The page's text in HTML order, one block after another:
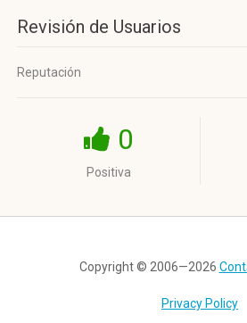
Revisión de Usuarios
Reputación
0
Positiva
Copyright © 2006—2026
Privacy Policy